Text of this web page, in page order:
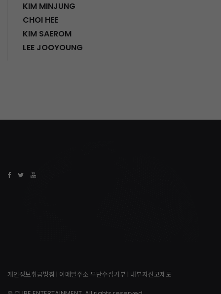
KIM MINJUNG
CHOI HEE
KIM SAEROM
LEE JOOYOUNG
개인정보취급방침 | 이메일주소 무단수집거부 | 내부자신고제도